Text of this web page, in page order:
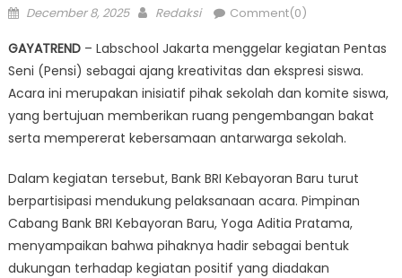
Posted
December 8, 2025 Author
Redaksi Comment(0)
GAYATREND– Labschool Jakarta menggelar kegiatan Pentas
Seni (Pensi) sebagai ajang kreativitas dan ekspresi siswa.
Acara ini merupakan inisiatif pihak sekolah dan komite siswa,
yang bertujuan memberikan ruang pengembangan bakat
serta mempererat kebersamaan antarwarga sekolah.
Dalam kegiatan tersebut, Bank BRI Kebayoran Baru turut
berpartisipasi mendukung pelaksanaan acara. Pimpinan
Cabang Bank BRI Kebayoran Baru, Yoga Aditia Pratama,
menyampaikan bahwa pihaknya hadir sebagai bentuk
dukungan terhadap kegiatan positif yang diadakan